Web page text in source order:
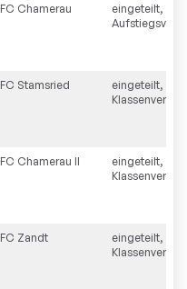
FC Chamerau
eingeteilt,
FC Stamsried
eingeteilt,
FC Chamerau II
eingeteilt,
FC Zandt
eingeteilt,